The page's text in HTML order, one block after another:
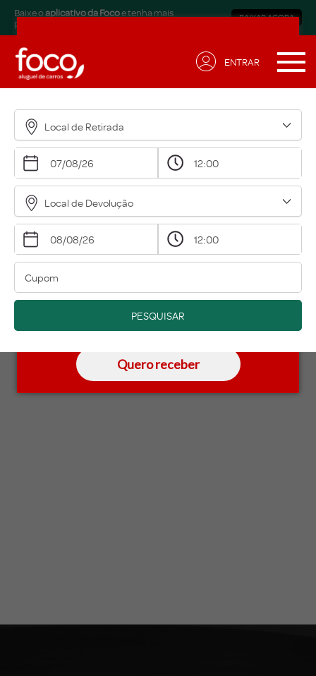
para sua necessidade!
Nome*
Email*
Data de Aniversário*
Qual modalidade está buscando?*
Eu concordo em receber comunicações.
A nossa empresa está comprometida a proteger e
respeitar sua privacidade, acesse nossa
Quero receber
Baixe oaplicativo da Focoe tenha mais
praticidade.
BAIXAR AGORA
ENTRAR
Local de Retirada
Local de Devolução
PESQUISAR